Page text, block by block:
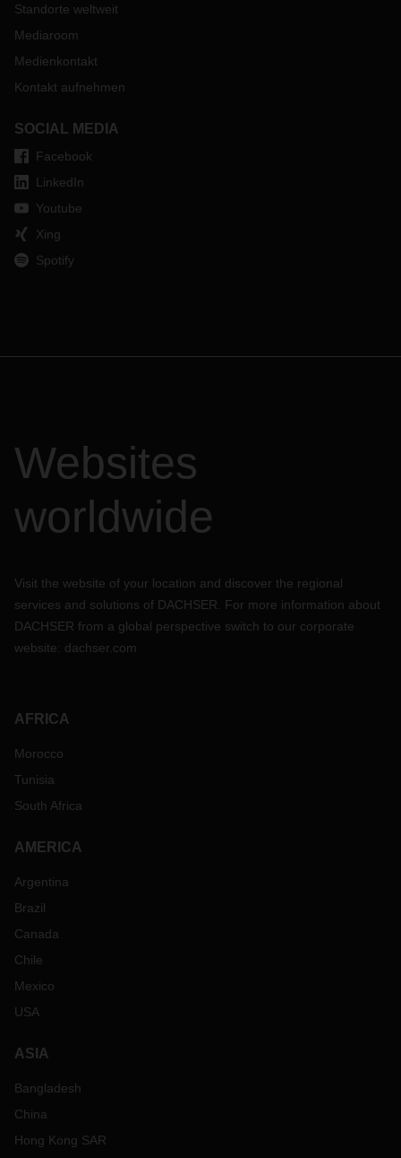
Standorte weltweit
Mediaroom
Medienkontakt
Kontakt aufnehmen
SOCIAL MEDIA
Facebook
LinkedIn
Youtube
Xing
Spotify
Websites
worldwide
Visit the website of your location and discover the regional
services and solutions of DACHSER. For more information about
DACHSER from a global perspective switch to our corporate
website: dachser.com
AFRICA
Morocco
Tunisia
South Africa
AMERICA
Argentina
Brazil
Canada
Chile
Mexico
USA
ASIA
Bangladesh
China
Hong Kong SAR